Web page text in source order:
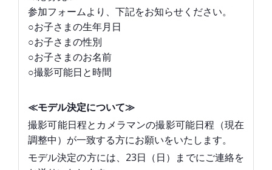
参加フォームより、下記をお知らせください。
○お子さまの生年月日
○お子さまの性別
○お子さまのお名前
○撮影可能日と時間
≪モデル決定について≫
撮影可能日程とカメラマンの撮影可能日程（現在
調整中）が一致する方にお願いをいたします。
モデル決定の方には、23日（日）までにご連絡を